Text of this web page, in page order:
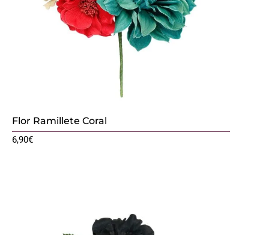
Flor Ramillete Coral
6,90€